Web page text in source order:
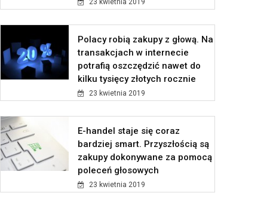
23 kwietnia 2019
Polacy robią zakupy z głową. Na
transakcjach w internecie
potrafią oszczędzić nawet do
kilku tysięcy złotych rocznie
23 kwietnia 2019
E-handel staje się coraz
bardziej smart. Przyszłością są
zakupy dokonywane za pomocą
poleceń głosowych
23 kwietnia 2019